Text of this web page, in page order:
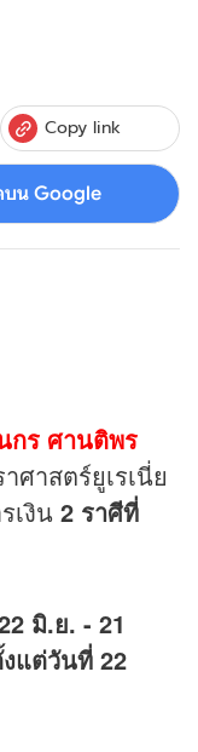
Copy link
บน Google
กร ศานติพร
าสตร์ยูเรเนี่ย
เงิน 2 ราศีที่
มิ.ย. - 21
แต่วันที่ 22